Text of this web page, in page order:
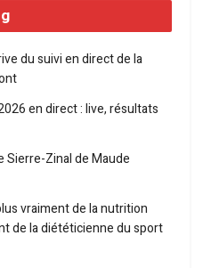
du suivi en direct de la
en direct : live, résultats
Sierre-Zinal de Maude
vraiment de la nutrition
de la diététicienne du sport